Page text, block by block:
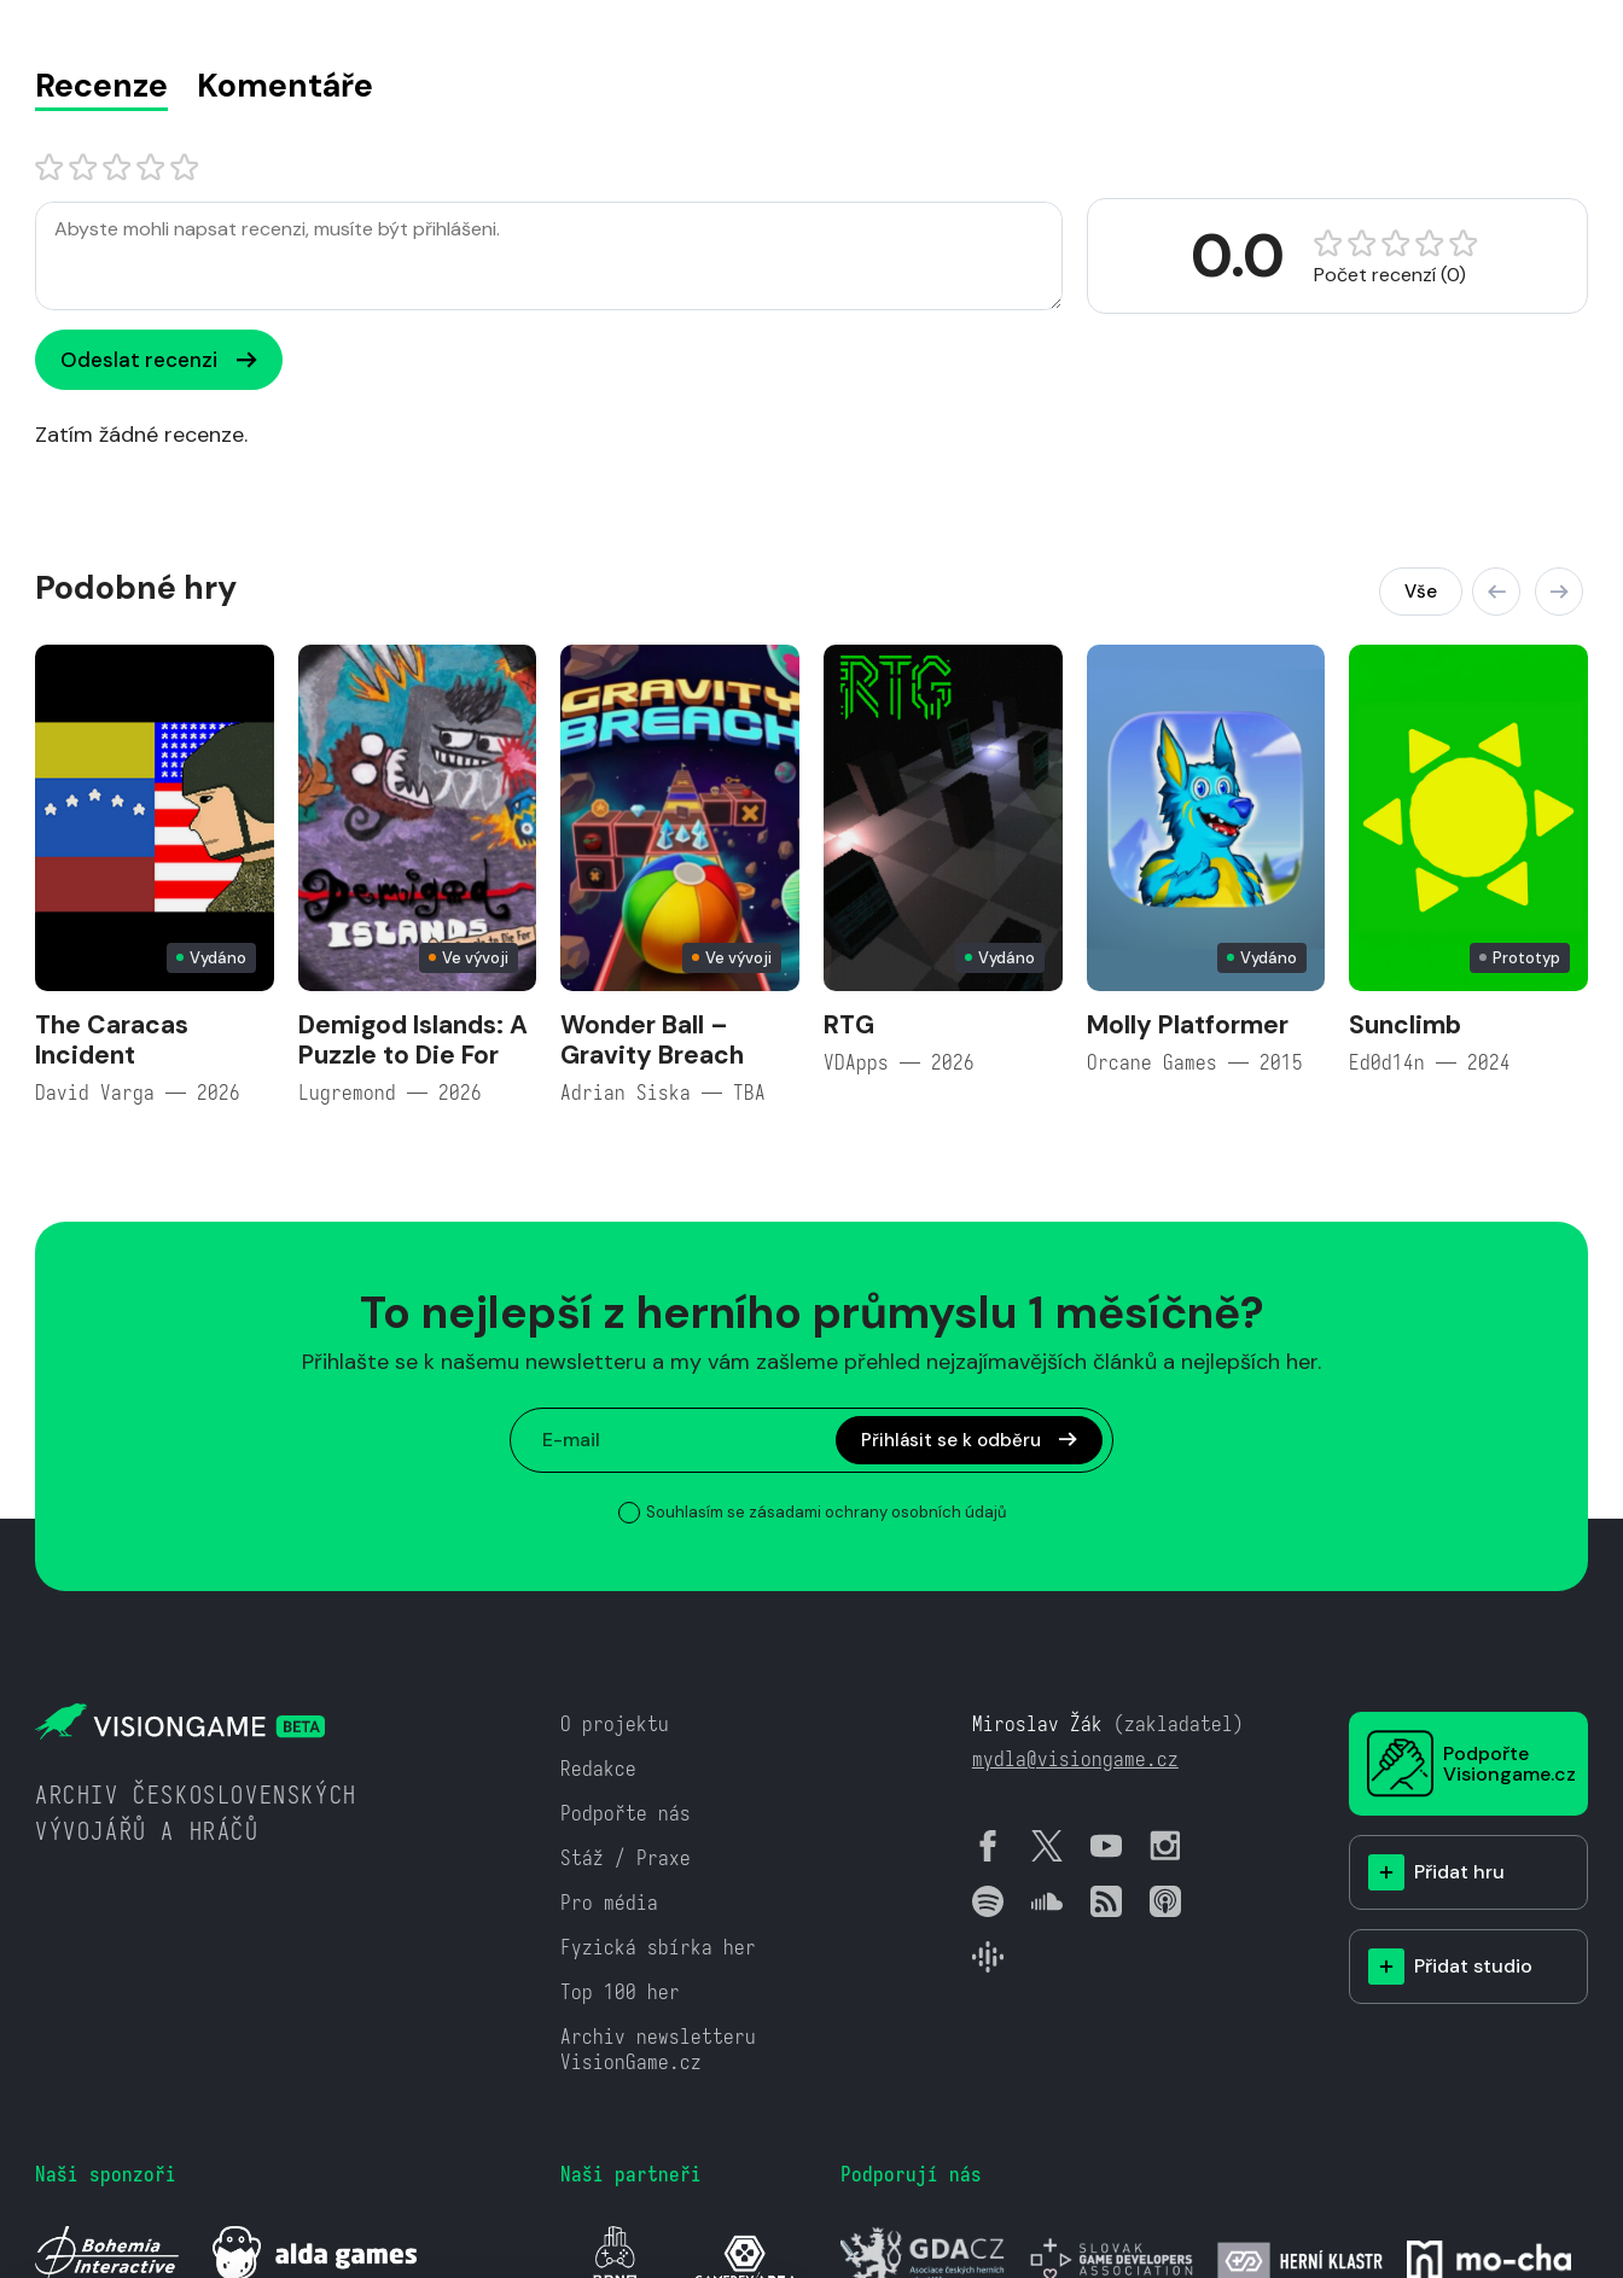
Recenze Komentáře
Odeslat recenzi
Zatím žádné recenze.
0.0 Počet recenzí (0)
Podobné hry Vše
Vydáno
The Caracas
Incident
David Varga — 2026
Ve vývoji
Demigod Islands: A
Puzzle to Die For
Lugremond — 2026
Ve vývoji
Wonder Ball –
Gravity Breach
Adrian Siska — TBA
Vydáno
RTG
VDApps — 2026
Vydáno
Molly Platformer
Orcane Games — 2015
Prototyp
Sunclimb
Ed0d14n — 2024
To nejlepší z herního průmyslu 1 měsíčně?
Přihlašte se k našemu newsletteru a my vám zašleme přehled nejzajímavějších článků a nejlepších her.
Přihlásit se k odběru
Souhlasím se zásadami ochrany osobních údajů
ARCHIV ČESKOSLOVENSKÝCH
VÝVOJÁŘŮ A HRÁČŮ
O projektu
Redakce
Podpořte nás
Stáž / Praxe
Pro média
Fyzická sbírka her
Top 100 her
Archiv newsletteru
VisionGame.cz
Miroslav Žák (zakladatel)
mydla@visiongame.cz
Podpořte
Visiongame.cz
Přidat hru
Přidat studio
Naši sponzoři Naši partneři Podporují nás